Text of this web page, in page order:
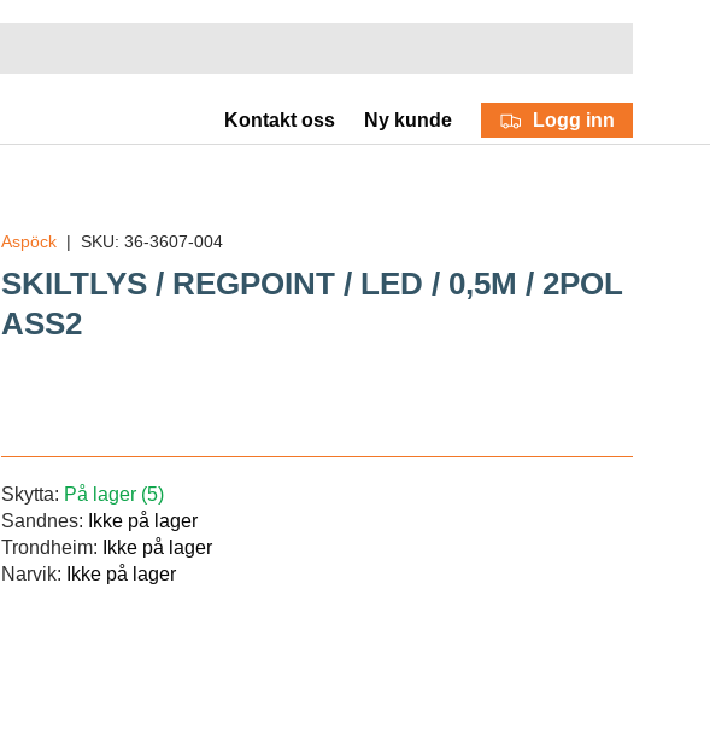
Kontakt oss Ny kunde Logg inn
Aspöck |SKU: 36-3607-004
SKILTLYS / REGPOINT / LED / 0,5M / 2POL
ASS2
Skytta: På lager (5)
Sandnes:
Ikke på lager
Trondheim:
Ikke på lager
Narvik:
Ikke på lager